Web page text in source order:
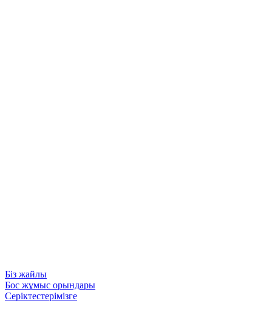
Біз жайлы
Бос жұмыс орындары
Серіктестерімізге